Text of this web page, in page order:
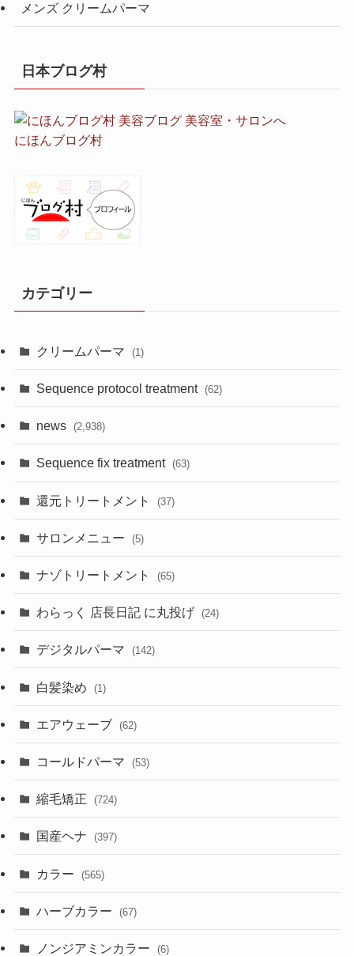
メンズ クリームパーマ
日本ブログ村
にほんブログ村
カテゴリー
クリームパーマ (1)
Sequence protocol treatment (62)
news (2,938)
Sequence fix treatment (63)
還元トリートメント (37)
サロンメニュー (5)
ナゾトリートメント (65)
わらっく 店長日記 に丸投げ (24)
デジタルパーマ (142)
白髪染め (1)
エアウェーブ (62)
コールドパーマ (53)
縮毛矯正 (724)
国産ヘナ (397)
カラー (565)
ハーブカラー (67)
ノンジアミンカラー (6)